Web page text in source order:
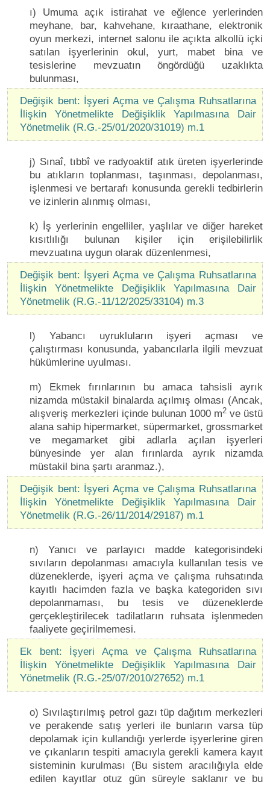
ı) Umuma açık istirahat ve eğlence yerlerinden
meyhane, bar, kahvehane, kıraathane, elektronik
oyun merkezi, internet salonu ile açıkta alkollü içki
satılan işyerlerinin okul, yurt, mabet bina ve
tesislerine mevzuatın öngördüğü uzaklıkta
bulunması,
Değişik bent: İşyeri Açma ve Çalışma Ruhsatlarına
İlişkin Yönetmelikte Değişiklik Yapılmasına Dair
Yönetmelik (R.G.-25/01/2020/31019) m.1
j) Sınaî, tıbbî ve radyoaktif atık üreten işyerlerinde
bu atıkların toplanması, taşınması, depolanması,
işlenmesi ve bertarafı konusunda gerekli tedbirlerin
ve izinlerin alınmış olması,
k) İş yerlerinin engelliler, yaşlılar ve diğer hareket
kısıtlılığı bulunan kişiler için erişilebilirlik
mevzuatına uygun olarak düzenlenmesi,
Değişik bent: İşyeri Açma ve Çalışma Ruhsatlarına
İlişkin Yönetmelikte Değişiklik Yapılmasına Dair
Yönetmelik (R.G.-11/12/2025/33104) m.3
l) Yabancı uyrukluların işyeri açması ve
çalıştırması konusunda, yabancılarla ilgili mevzuat
hükümlerine uyulması.
m) Ekmek fırınlarının bu amaca tahsisli ayrık
nizamda müstakil binalarda açılmış olması (Ancak,
alışveriş merkezleri içinde bulunan 1000 m2 ve üstü
alana sahip hipermarket, süpermarket, grossmarket
ve megamarket gibi adlarla açılan işyerleri
bünyesinde yer alan fırınlarda ayrık nizamda
müstakil bina şartı aranmaz.),
Değişik bent: İşyeri Açma ve Çalışma Ruhsatlarına
İlişkin Yönetmelikte Değişiklik Yapılmasına Dair
Yönetmelik (R.G.-26/11/2014/29187) m.1
n) Yanıcı ve parlayıcı madde kategorisindeki
sıvıların depolanması amacıyla kullanılan tesis ve
düzeneklerde, işyeri açma ve çalışma ruhsatında
kayıtlı hacimden fazla ve başka kategoriden sıvı
depolanmaması, bu tesis ve düzeneklerde
gerçekleştirilecek tadilatların ruhsata işlenmeden
faaliyete geçirilmemesi.
Ek bent: İşyeri Açma ve Çalışma Ruhsatlarına
İlişkin Yönetmelikte Değişiklik Yapılmasına Dair
Yönetmelik (R.G.-25/07/2010/27652) m.1
o) Sıvılaştırılmış petrol gazı tüp dağıtım merkezleri
ve perakende satış yerleri ile bunların varsa tüp
depolamak için kullandığı yerlerde işyerlerine giren
ve çıkanların tespiti amacıyla gerekli kamera kayıt
sisteminin kurulması (Bu sistem aracılığıyla elde
edilen kayıtlar otuz gün süreyle saklanır ve bu